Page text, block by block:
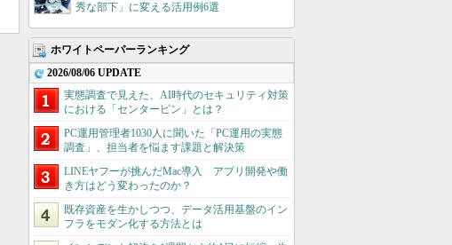
秀な部下」に変える活用例6選
ホワイトペーパーランキング
2026/08/06 UPDATE
実態調査で見えた、AI時代のセキュリティ対策
における「センターピン」とは？
PC運用管理者1030人に聞いた「PC運用の実態
調査」、担当者を悩ます課題と解決策
LINEヤフーが挑んだMac導入 アプリ開発や働
き方はどう変わったのか？
既存資産を生かしつつ、データ活用基盤のイン
フラをモダン化する方法とは